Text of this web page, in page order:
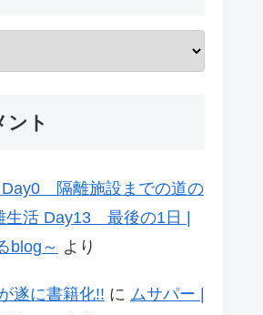
ント
Day0 隔離施設までの道の
生活 Day13 最後の1日 |
blog～ より
遂に書籍化!! に ムサパー |